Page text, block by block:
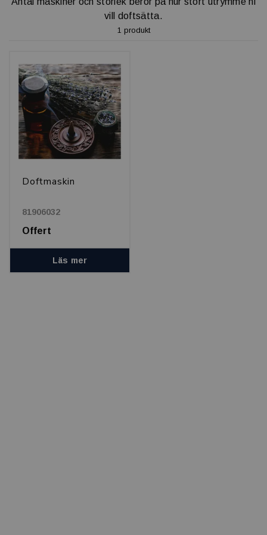
vill doftsätta.
1 produkt
Doftmaskin
81906032
Offert
Läs mer